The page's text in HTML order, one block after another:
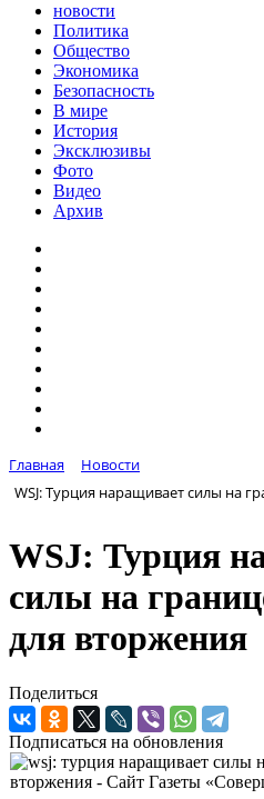
новости
Политика
Общество
Экономика
Безопасность
В мире
История
Эксклюзивы
Фото
Видео
Архив
Главная
Новости
WSJ: Турция наращивает силы на
WSJ: Турция
силы на
для вторжения
Поделиться
Подписаться на обновления